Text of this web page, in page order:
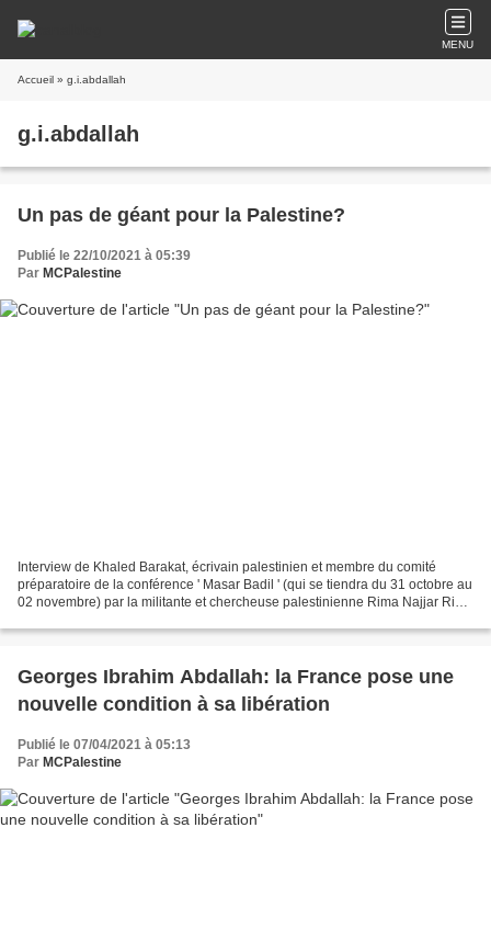
MENU
Accueil » g.i.abdallah
g.i.abdallah
Un pas de géant pour la Palestine?
Publié le 22/10/2021 à 05:39
Par MCPalestine
Interview de Khaled Barakat, écrivain palestinien et membre du comité
préparatoire de la conférence ' Masar Badil ' (qui se tiendra du 31 octobre au
02 novembre) par la militante et chercheuse palestinienne Rima Najjar Rima
Georges Ibrahim Abdallah: la France pose une
nouvelle condition à sa libération
Publié le 07/04/2021 à 05:13
Par MCPalestine